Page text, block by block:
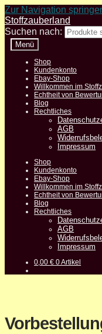
Zur Navigation
Stoffzauberland
Suchen nach:
Menü
Shop
Kundenkonto
Ebay-Shop
Willkommen im
Echtheit von
Blog
Rechtliches
AGB
Impressum
Shop
Kundenkonto
Ebay-Shop
Willkommen im
Echtheit von
Blog
Rechtliches
AGB
Impressum
0,00€ 0 Artikel